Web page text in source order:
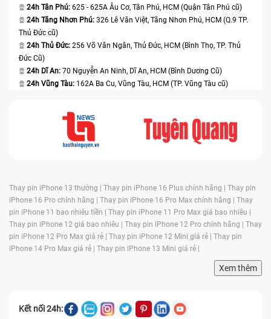
24h Tân Phú: 625 - 625A Âu Cơ, Tân Phú, HCM (Quận Tân Phú cũ)
24h Tăng Nhơn Phú: 326 Lê Văn Việt, Tăng Nhơn Phú, HCM (Q.9 TP.
Thủ Đức cũ)
24h Thủ Đức: 256 Võ Văn Ngân, Thủ Đức, HCM (Bình Thọ, TP. Thủ
Đức Cũ)
24h Dĩ An: 70 Nguyễn An Ninh, Dĩ An, HCM (Bình Dương Cũ)
24h Vũng Tàu: 162A Ba Cu, Vũng Tàu, HCM (TP. Vũng Tàu cũ)
Thay pin iPhone 13 thường | Thay pin iPhone 16 Plus chính hãng | Thay pin
iPhone 16 Pro chính hãng | Thay pin iPhone 16 Pro Max chính hãng | Thay
pin iPhone 11 bao nhiêu tiền | Thay pin iPhone 11 Pro Max giá bao nhiêu |
Thay pin iPhone 12 giá bao nhiêu | Thay pin iPhone 12 Pro chính hãng | Thay
pin iPhone 12 Pro Max giá rẻ | Thay pin iPhone 12 Mini giá rẻ | Thay pin
iPhone 14 Pro Max giá rẻ | Thay pin iPhone 13 Mini giá rẻ |
Xem thêm
Kết nối 24h: